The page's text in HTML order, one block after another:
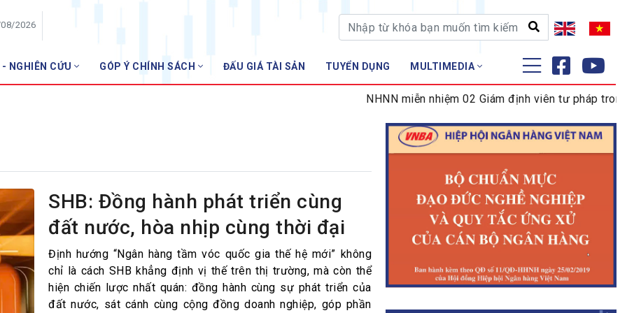
2026
NGHIÊN CỨU GÓP Ý CHÍNH SÁCH ĐẤU GIÁ TÀI SẢN TUYỂN DỤNG MULTIMEDIA
hàng
ĐÀO TẠO - NGHIÊN CỨU
Tập huấn
NHNN miễn nhiệm 02 Giám định viên tư pháp trong
SHB: Đồng hành phát triển cùng
đất nước, hòa nhịp cùng thời đại
Định hướng “Ngân hàng tầm vóc quốc gia thế hệ mới” không
chỉ là cách SHB khẳng định vị thế trên thị trường, mà còn thể
hiện chiến lược nhất quán: đồng hành cùng sự phát triển của
đất nước, sát cánh cùng cộng đồng doanh nghiệp, góp phần